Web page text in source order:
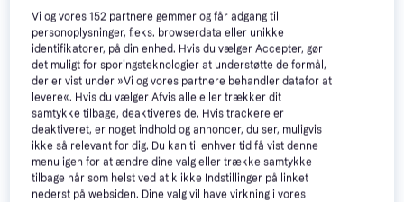
Kingston Canvas Select Plus
Gen3 microSDXC 256GB
259 kr.
Eller 3 betalinger af 86 kr.
9+ butikker
Samsung MicroSDXC
Class 10 UHS-I U3
900/600MB/s 256GB
424 kr.
Eller 3 betalinger af 141 kr.
9+ butikker
Vi og vores152 partnere gemmer og får adgang til
personoplysninger, f.eks. browserdata eller unikke
identifikatorer, på din enhed. Hvis du vælger Accepter, gør
det muligt for sporingsteknologier at understøtte de formål,
der er vist under »Vi og vores partnere behandler datafor at
levere«. Hvis du vælger Afvis alle eller trækker dit
samtykke tilbage, deaktiveres de. Hvis trackere er
deaktiveret, er noget indhold og annoncer, du ser, muligvis
ikke så relevant for dig. Du kan til enhver tid få vist denne
menu igen for at ændre dine valg eller trække samtykke
tilbage når som helst ved at klikke Indstillinger på linket
nederst på websiden. Dine valg vil have virkning i vores